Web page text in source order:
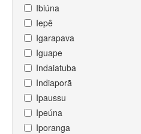
Ibiúna
Iepê
Igarapava
Iguape
Indaiatuba
Indiaporã
Ipaussu
Ipeúna
Iporanga